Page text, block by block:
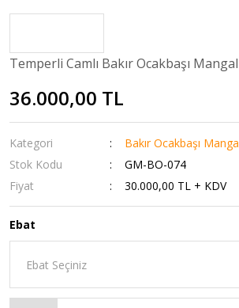
Temperli Camlı Bakır Ocakbaşı
36.000,00 TL
Kategori
Bakır Ocakbaşı
Stok Kodu
GM-BO-074
Fiyat
30.000,00 TL + KDV
Ebat